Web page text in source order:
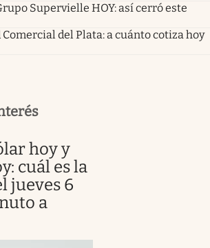
Supervielle HOY: así cerró este
Comercial del Plata: a cuánto cotiza hoy
hoy y
cuál es la
jueves 6
a